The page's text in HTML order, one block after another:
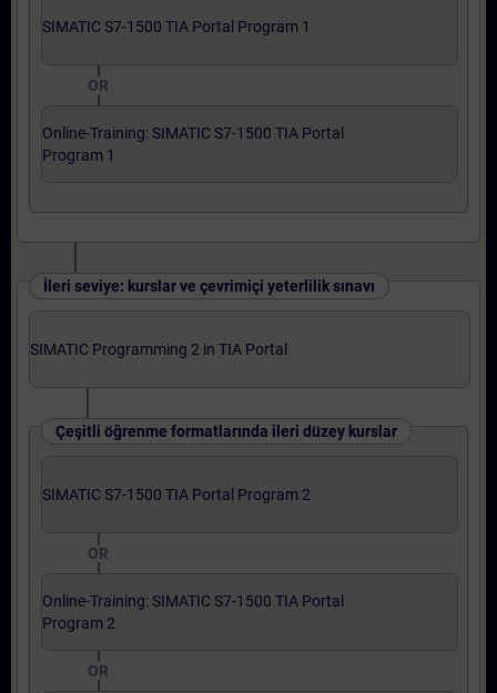
SIMATIC S7-1500 TIA Portal Program 1
OR
Online-Training: SIMATIC S7-1500 TIA Portal
Program 1
İleri seviye: kurslar ve çevrimiçi yeterlilik sınavı
SIMATIC Programming 2 in TIA Portal
Çeşitli öğrenme formatlarında ileri düzey kurslar
SIMATIC S7-1500 TIA Portal Program 2
OR
Online-Training: SIMATIC S7-1500 TIA Portal
Program 2
OR